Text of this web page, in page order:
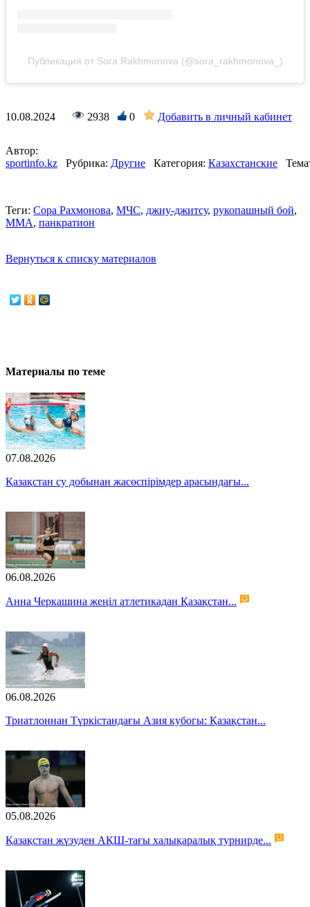
Публикация от Sora Rakhmonova (@sora_rakhmonova_)
10.08.2024 2938 0 Добавить в личный кабинет
Автор:
sportinfo.kz
Рубрика: Другие Категория: Казахстанские
Теги: Сора Рахмонова, МЧС, джиу-джитсу, рукопашный бой,
ММА, панкратион
Вернуться к списку материалов
Материалы по теме
07.08.2026
Қазақстан су добынан жасөспірімдер арасындағы...
06.08.2026
Анна Черкашина жеңіл атлетикадан Қазақстан...
06.08.2026
Триатлоннан Түркістандағы Азия кубогы: Қазақстан...
05.08.2026
Қазақстан жүзуден АҚШ-тағы халықаралық турнирде...